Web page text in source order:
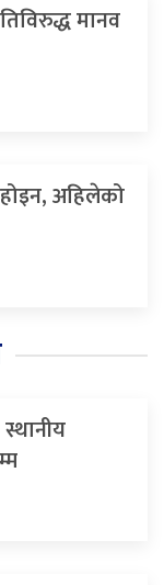
मानव
होइन, अहिलेको